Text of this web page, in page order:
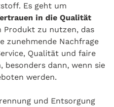
Es geht um
in die Qualität
Produkt zu nutzen, das
zunehmende Nachfrage
Qualität und faire
besonders dann, wenn sie
werden.
und Entsorgung